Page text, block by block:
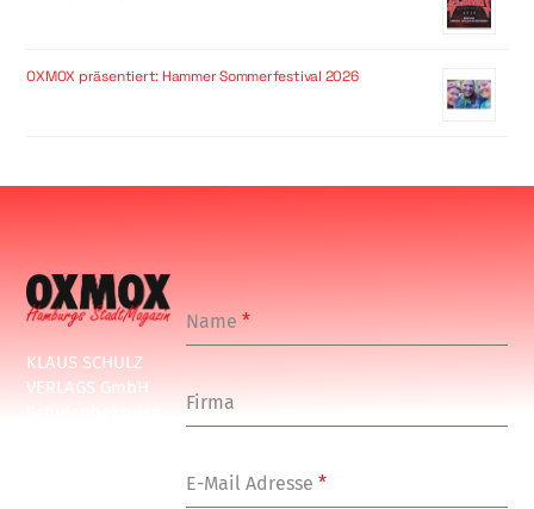
OXMOX präsentiert: Hammer Sommerfestival 2026
KLAUS SCHULZ
VERLAGS GmbH
Name*
Firma
E-Mail Adresse*